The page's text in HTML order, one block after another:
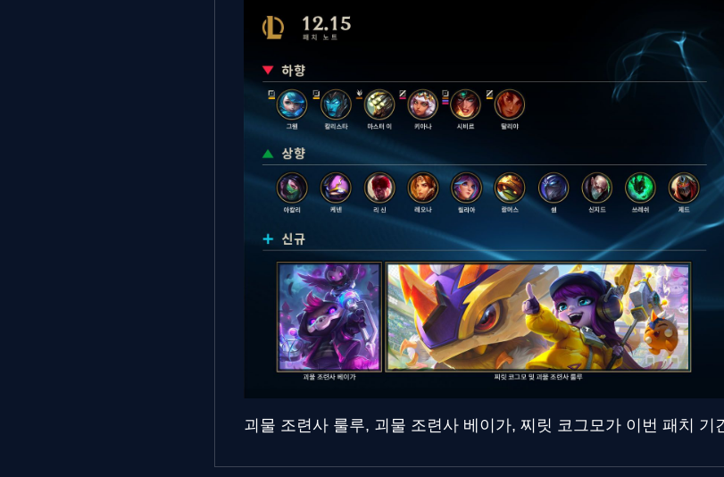
괴물 조련사 룰루, 괴물 조련사 베이가, 찌릿 코그모가 이번 패치 기